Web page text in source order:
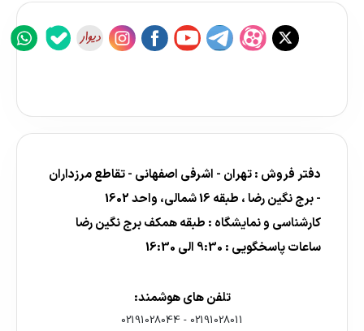
دفتر فروش : تهران - اشرفی اصفهانی - تقاطع مرزداران
- برج نگین رضا ، طبقه 16 شمالی، واحد 1602
کارشناسی و نمایشگاه : طبقه همکف برج نگین رضا
ساعات پاسخگویی : 9:30 الی 16:30
تلفن های هوشمند:
02191028011
-
02191028044